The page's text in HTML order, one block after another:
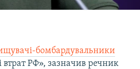
бомбардувальники
втрат РФ», зазначив речник